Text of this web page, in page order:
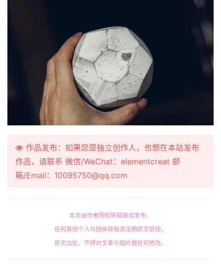
作品发布：如果您是独立创作人，也想在本站发布
作品，请联系 微信/WeChat：elementcreat 邮
箱/Email：10095750@qq.com
本文由作者授权转载联合发布，
任何其他个人与团体转载请注明原文链接，
原文出处，不得对文章与图片做任何修改。